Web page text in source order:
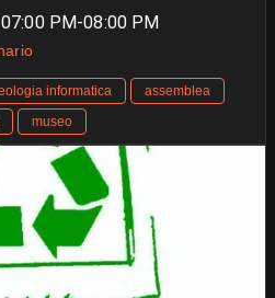
PM-08:00 PM
informatica
assemblea
museo